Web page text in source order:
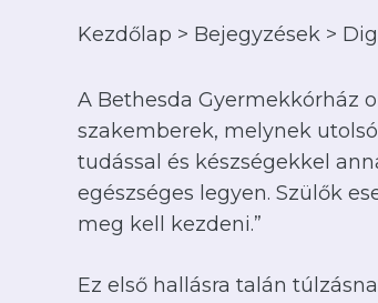
Kezdőlap > Bejegyzések >
A Bethesda Gyermekkórház
szakemberek, melynek
tudással és készségekkel
egészséges legyen. Szülők
meg kell kezdeni.”
Ez első hallásra talán